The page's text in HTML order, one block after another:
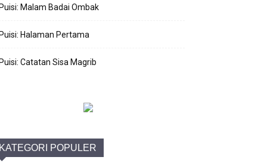
Malam Badai Ombak
Halaman Pertama
Catatan Sisa Magrib
POPULER